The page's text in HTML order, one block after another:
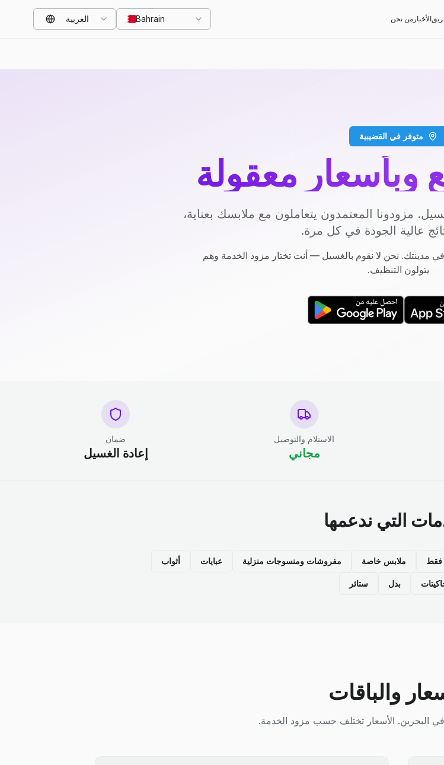
الأخبار من نحن Bahrain العربية
متوفر في القضيبية
معقولة
مزودونا المعتمدون يتعاملون مع ملابسك بعناية،
عالية الجودة في كل مرة.
نحن لا نقوم بالغسيل — أنت تختار مزود الخدمة وهم
يتولون التنظيف.
الاستلام والتوصيل
مجاني
ضمان
إعادة الغسيل
التي ندعمها
ملابس خاصة مفروشات ومنسوجات منزلية عبايات أثواب
بدل ستائر
والباقات
البحرين. الأسعار تختلف حسب مزود الخدمة.